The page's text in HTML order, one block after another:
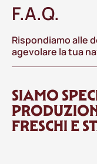
F.A.Q.
Rispondiamo alle
agevolare la tua
SIAMO
FRESCHI E